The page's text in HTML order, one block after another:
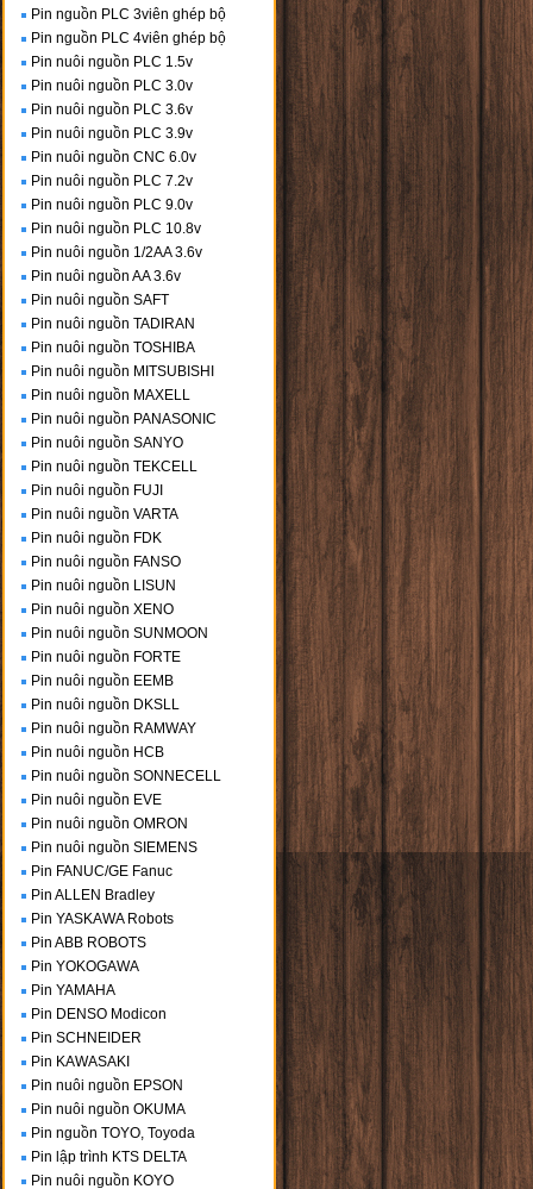
Pin nguồn PLC 3viên ghép bộ
Pin nguồn PLC 4viên ghép bộ
Pin nuôi nguồn PLC 1.5v
Pin nuôi nguồn PLC 3.0v
Pin nuôi nguồn PLC 3.6v
Pin nuôi nguồn PLC 3.9v
Pin nuôi nguồn CNC 6.0v
Pin nuôi nguồn PLC 7.2v
Pin nuôi nguồn PLC 9.0v
Pin nuôi nguồn PLC 10.8v
Pin nuôi nguồn 1/2AA 3.6v
Pin nuôi nguồn AA 3.6v
Pin nuôi nguồn SAFT
Pin nuôi nguồn TADIRAN
Pin nuôi nguồn TOSHIBA
Pin nuôi nguồn MITSUBISHI
Pin nuôi nguồn MAXELL
Pin nuôi nguồn PANASONIC
Pin nuôi nguồn SANYO
Pin nuôi nguồn TEKCELL
Pin nuôi nguồn FUJI
Pin nuôi nguồn VARTA
Pin nuôi nguồn FDK
Pin nuôi nguồn FANSO
Pin nuôi nguồn LISUN
Pin nuôi nguồn XENO
Pin nuôi nguồn SUNMOON
Pin nuôi nguồn FORTE
Pin nuôi nguồn EEMB
Pin nuôi nguồn DKSLL
Pin nuôi nguồn RAMWAY
Pin nuôi nguồn HCB
Pin nuôi nguồn SONNECELL
Pin nuôi nguồn EVE
Pin nuôi nguồn OMRON
Pin nuôi nguồn SIEMENS
Pin FANUC/GE Fanuc
Pin ALLEN Bradley
Pin YASKAWA Robots
Pin ABB ROBOTS
Pin YOKOGAWA
Pin YAMAHA
Pin DENSO Modicon
Pin SCHNEIDER
Pin KAWASAKI
Pin nuôi nguồn EPSON
Pin nuôi nguồn OKUMA
Pin nguồn TOYO, Toyoda
Pin lập trình KTS DELTA
Pin nuôi nguồn KOYO